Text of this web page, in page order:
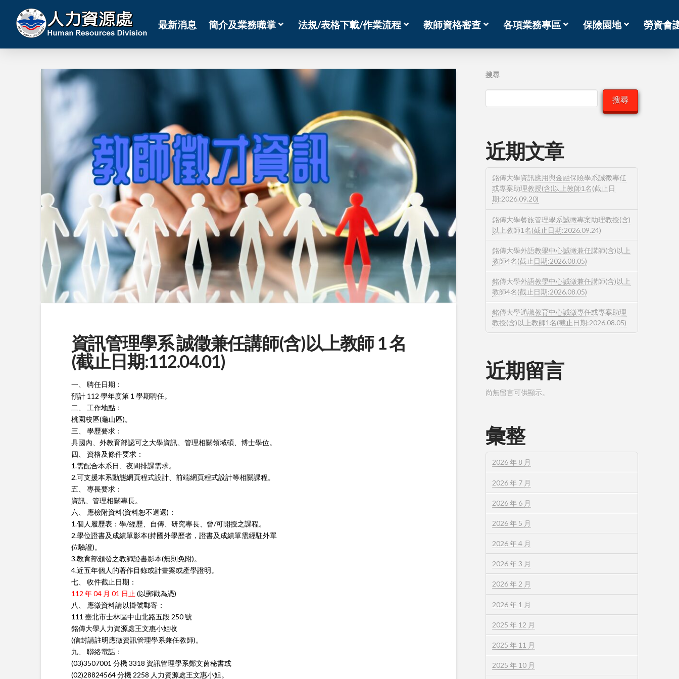
最新消息 簡介及業務職掌 法規/表格下載/作業流程 教師資格審查 各項業務專區 保險園地 勞資會
資訊管理學系 誠徵兼任講師(含)以上教師 1 名
(截止日期:112.04.01)
一、 聘任日期：
預計 112 學年度第 1 學期聘任。
二、 工作地點：
桃園校區(龜山區)。
三、 學歷要求：
具國內、外教育部認可之大學資訊、管理相關領域碩、博士學位。
四、 資格及條件要求：
1.需配合本系日、夜間排課需求。
2.可支援本系動態網頁程式設計、前端網頁程式設計等相關課程。
五、 專長要求：
資訊、管理相關專長。
六、 應檢附資料(資料恕不退還)：
1.個人履歷表：學/經歷、自傳、研究專長、曾/可開授之課程。
2.學位證書及成績單影本(持國外學歷者，證書及成績單需經駐外單
位驗證)。
3.教育部頒發之教師證書影本(無則免附)。
4.近五年個人的著作目錄或計畫案或產學證明。
七、 收件截止日期：
112 年 04 月 01 日止 (以郵戳為憑)
八、 應徵資料請以掛號郵寄：
111 臺北市士林區中山北路五段 250 號
銘傳大學人力資源處王文惠小姐收
(信封請註明應徵資訊管理學系兼任教師)。
九、 聯絡電話：
(03)3507001 分機 3318 資訊管理學系鄭文茵秘書或
(02)28824564 分機 2258 人力資源處王文惠小姐。
搜尋
搜尋
近期文章
銘傳大學資訊應用與金融保險學系誠徵專任
或專案助理教授(含)以上教師1名(截止日
期:2026.09.20)
銘傳大學餐旅管理學系誠徵專案助理教授(含)
以上教師1名(截止日期:2026.09.24)
銘傳大學外語教學中心誠徵兼任講師(含)以上
教師4名(截止日期:2026.08.05)
銘傳大學外語教學中心誠徵兼任講師(含)以上
教師4名(截止日期:2026.08.05)
銘傳大學通識教育中心誠徵專任或專案助理
教授(含)以上教師1名(截止日期:2026.08.05)
近期留言
尚無留言可供顯示。
彙整
2026 年 8 月
2026 年 7 月
2026 年 6 月
2026 年 5 月
2026 年 4 月
2026 年 3 月
2026 年 2 月
2026 年 1 月
2025 年 12 月
2025 年 11 月
2025 年 10 月